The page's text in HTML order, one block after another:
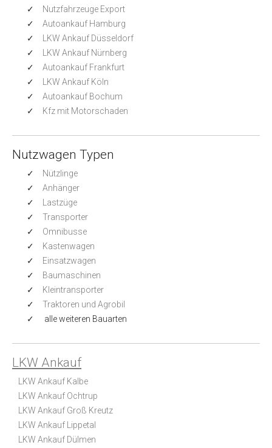
Nutzfahrzeuge Export
Autoankauf Hamburg
LKW Ankauf Düsseldorf
LKW Ankauf Nürnberg
Autoankauf Frankfurt
LKW Ankauf Köln
Autoankauf Bochum
Kfz mit Motorschaden
Nutzwagen Typen
Nützlinge
Anhänger
Lastzüge
Transporter
Omnibusse
Kastenwagen
Einsatzwagen
Baumaschinen
Kleintransporter
Traktoren und Agrobil
alle weiteren Bauarten
LKW Ankauf
LKW Ankauf Kalbe
LKW Ankauf Ochtrup
LKW Ankauf Groß Kreutz
LKW Ankauf Lippetal
LKW Ankauf Dülmen